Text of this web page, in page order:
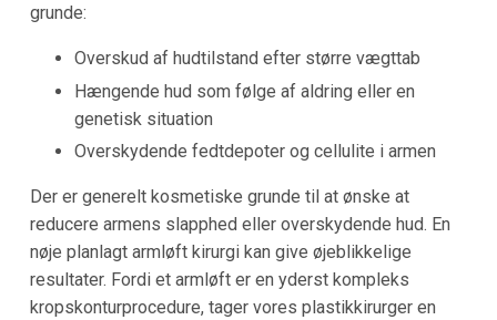
grunde:
Overskud af hudtilstand efter større vægttab
Hængende hud som følge af aldring eller en
genetisk situation
Overskydende fedtdepoter og cellulite i armen
Der er generelt kosmetiske grunde til at ønske at
reducere armens slapphed eller overskydende hud. En
nøje planlagt armløft kirurgi kan give øjeblikkelige
resultater. Fordi et armløft er en yderst kompleks
kropskonturprocedure, tager vores plastikkirurger en